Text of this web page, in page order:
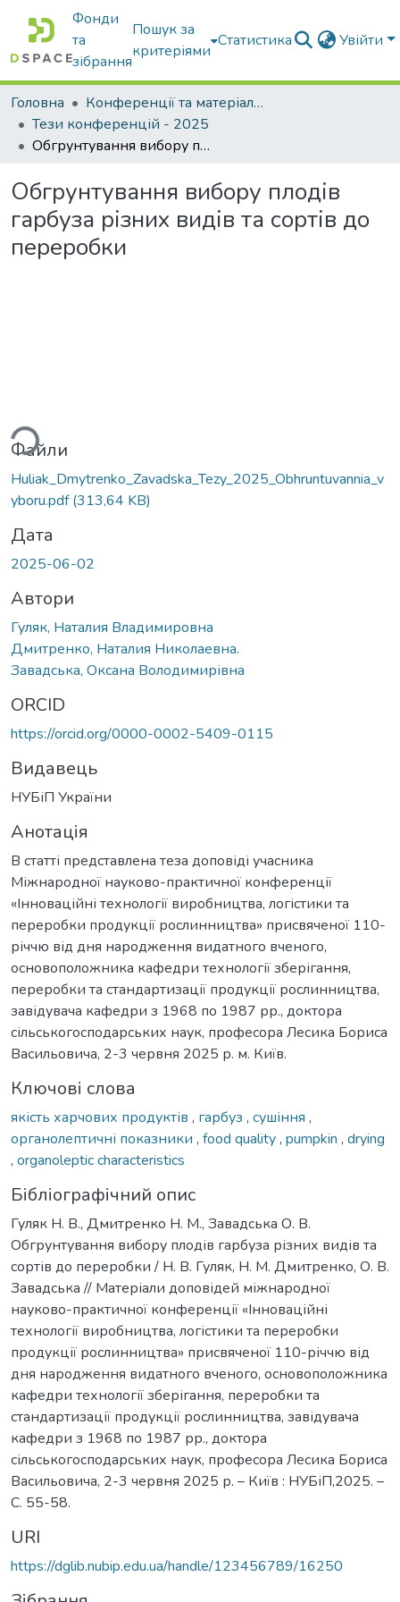
Фонди
та
зібрання
Пошук за
критеріями
Статистика Увійти
Головна
Конференції та матеріали конференцій
Тези конференцій - 2025
Обгрунтування вибору плодів гарбуза різних видів та сортів до переробки
Обгрунтування вибору плодів
гарбуза різних видів та сортів до
переробки
Файли
Huliak_Dmytrenko_Zavadska_Tezy_2025_Obhruntuvannia_v
yboru.pdf(313,64 KB)
Дата
2025-06-02
Автори
Гуляк, Наталия Владимировна
Дмитренко, Наталия Николаевна.
Завадська, Оксана Володимирівна
ORCID
https://orcid.org/0000-0002-5409-0115
Видавець
НУБіП України
Анотація
В статті представлена теза доповіді учасника
Міжнародної науково-практичної конференції
«Інноваційні технології виробництва, логістики та
переробки продукції рослинництва» присвяченої 110-
річчю від дня народження видатного вченого,
основоположника кафедри технології зберігання,
переробки та стандартизації продукції рослинництва,
завідувача кафедри з 1968 по 1987 рр., доктора
сільськогосподарських наук, професора Лесика Бориса
Васильовича, 2-3 червня 2025 р. м. Київ.
Ключові слова
якість харчових продуктів , гарбуз , сушіння ,
органолептичні показники , food quality, pumpkin , drying
, organoleptic characteristics
Бібліографічний опис
Гуляк Н. В., Дмитренко Н. М., Завадська О. В.
Обгрунтування вибору плодів гарбуза різних видів та
сортів до переробки / Н. В. Гуляк, Н. М. Дмитренко, О. В.
Завадська // Матеріали доповідей міжнародної
науково-практичної конференції «Інноваційні
технології виробництва, логістики та переробки
продукції рослинництва» присвяченої 110-річчю від
дня народження видатного вченого, основоположника
кафедри технології зберігання, переробки та
стандартизації продукції рослинництва, завідувача
кафедри з 1968 по 1987 рр., доктора
сільськогосподарських наук, професора Лесика Бориса
Васильовича, 2-3 червня 2025 р. – Київ : НУБіП,2025. –
С. 55-58.
URI
https://dglib.nubip.edu.ua/handle/123456789/16250